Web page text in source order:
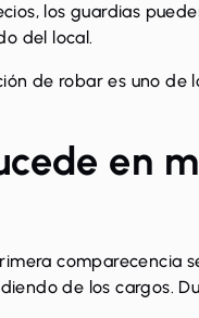
los guardias
del local.
de robar es uno
en
comparecencia
de los cargos.